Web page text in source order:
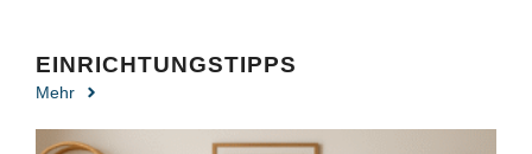
EINRICHTUNGSTIPPS
Mehr